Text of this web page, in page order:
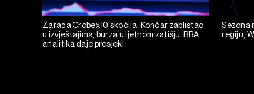
Zarada Crobex10 skočila, Končar zablistao
u izvještajima, burza u ljetnom zatišju. BBA
analitika daje presjek!
Sezona
regiju,